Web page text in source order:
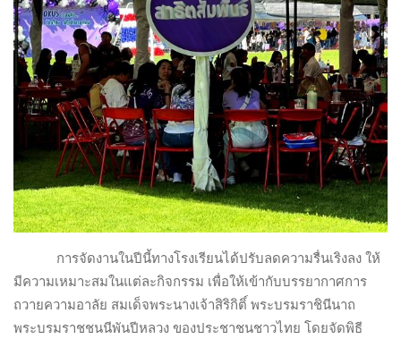
การจัดงานในปีนี้ทางโรงเรียนได้ปรับลดความรื่นเริงลง ให้
มีความเหมาะสมในแต่ละกิจกรรม เพื่อให้เข้ากับบรรยากาศการ
ถวายความอาลัย สมเด็จพระนางเจ้าสิริกิติ์ พระบรมราชินีนาถ
พระบรมราชชนนีพันปีหลวง ของประชาชนชาวไทย โดยจัดพิธี